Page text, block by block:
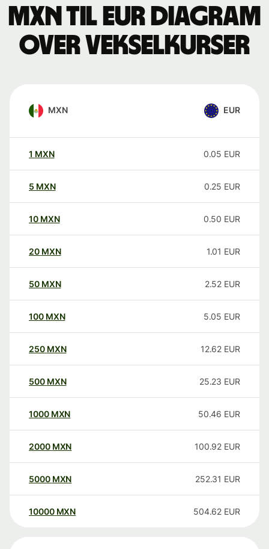
MXN til EUR Diagram
over vekselkurser
MXN EUR
1 MXN 0.05 EUR
5 MXN 0.25 EUR
10 MXN 0.50 EUR
20 MXN 1.01 EUR
50 MXN 2.52 EUR
100 MXN 5.05 EUR
250 MXN 12.62 EUR
500 MXN 25.23 EUR
1000 MXN 50.46 EUR
2000 MXN 100.92 EUR
5000 MXN 252.31 EUR
10000 MXN 504.62 EUR